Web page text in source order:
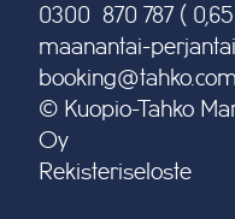
0300 870 787 (
maanantai-perjantai
booking@tahko.com
© Kuopio-Tahko
Oy
Rekisteriseloste